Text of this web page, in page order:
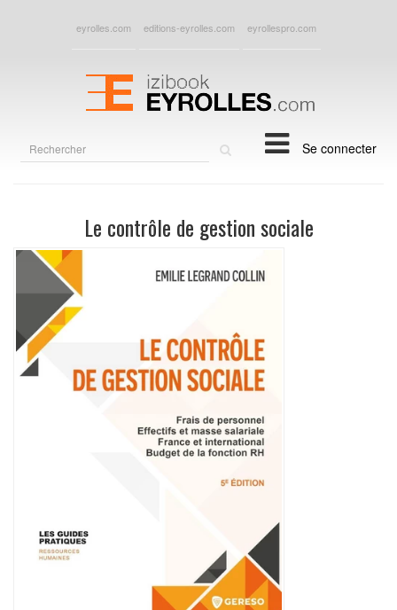
eyrolles.com editions-eyrolles.com eyrollespro.com
Se connecter
Le contrôle de gestion sociale